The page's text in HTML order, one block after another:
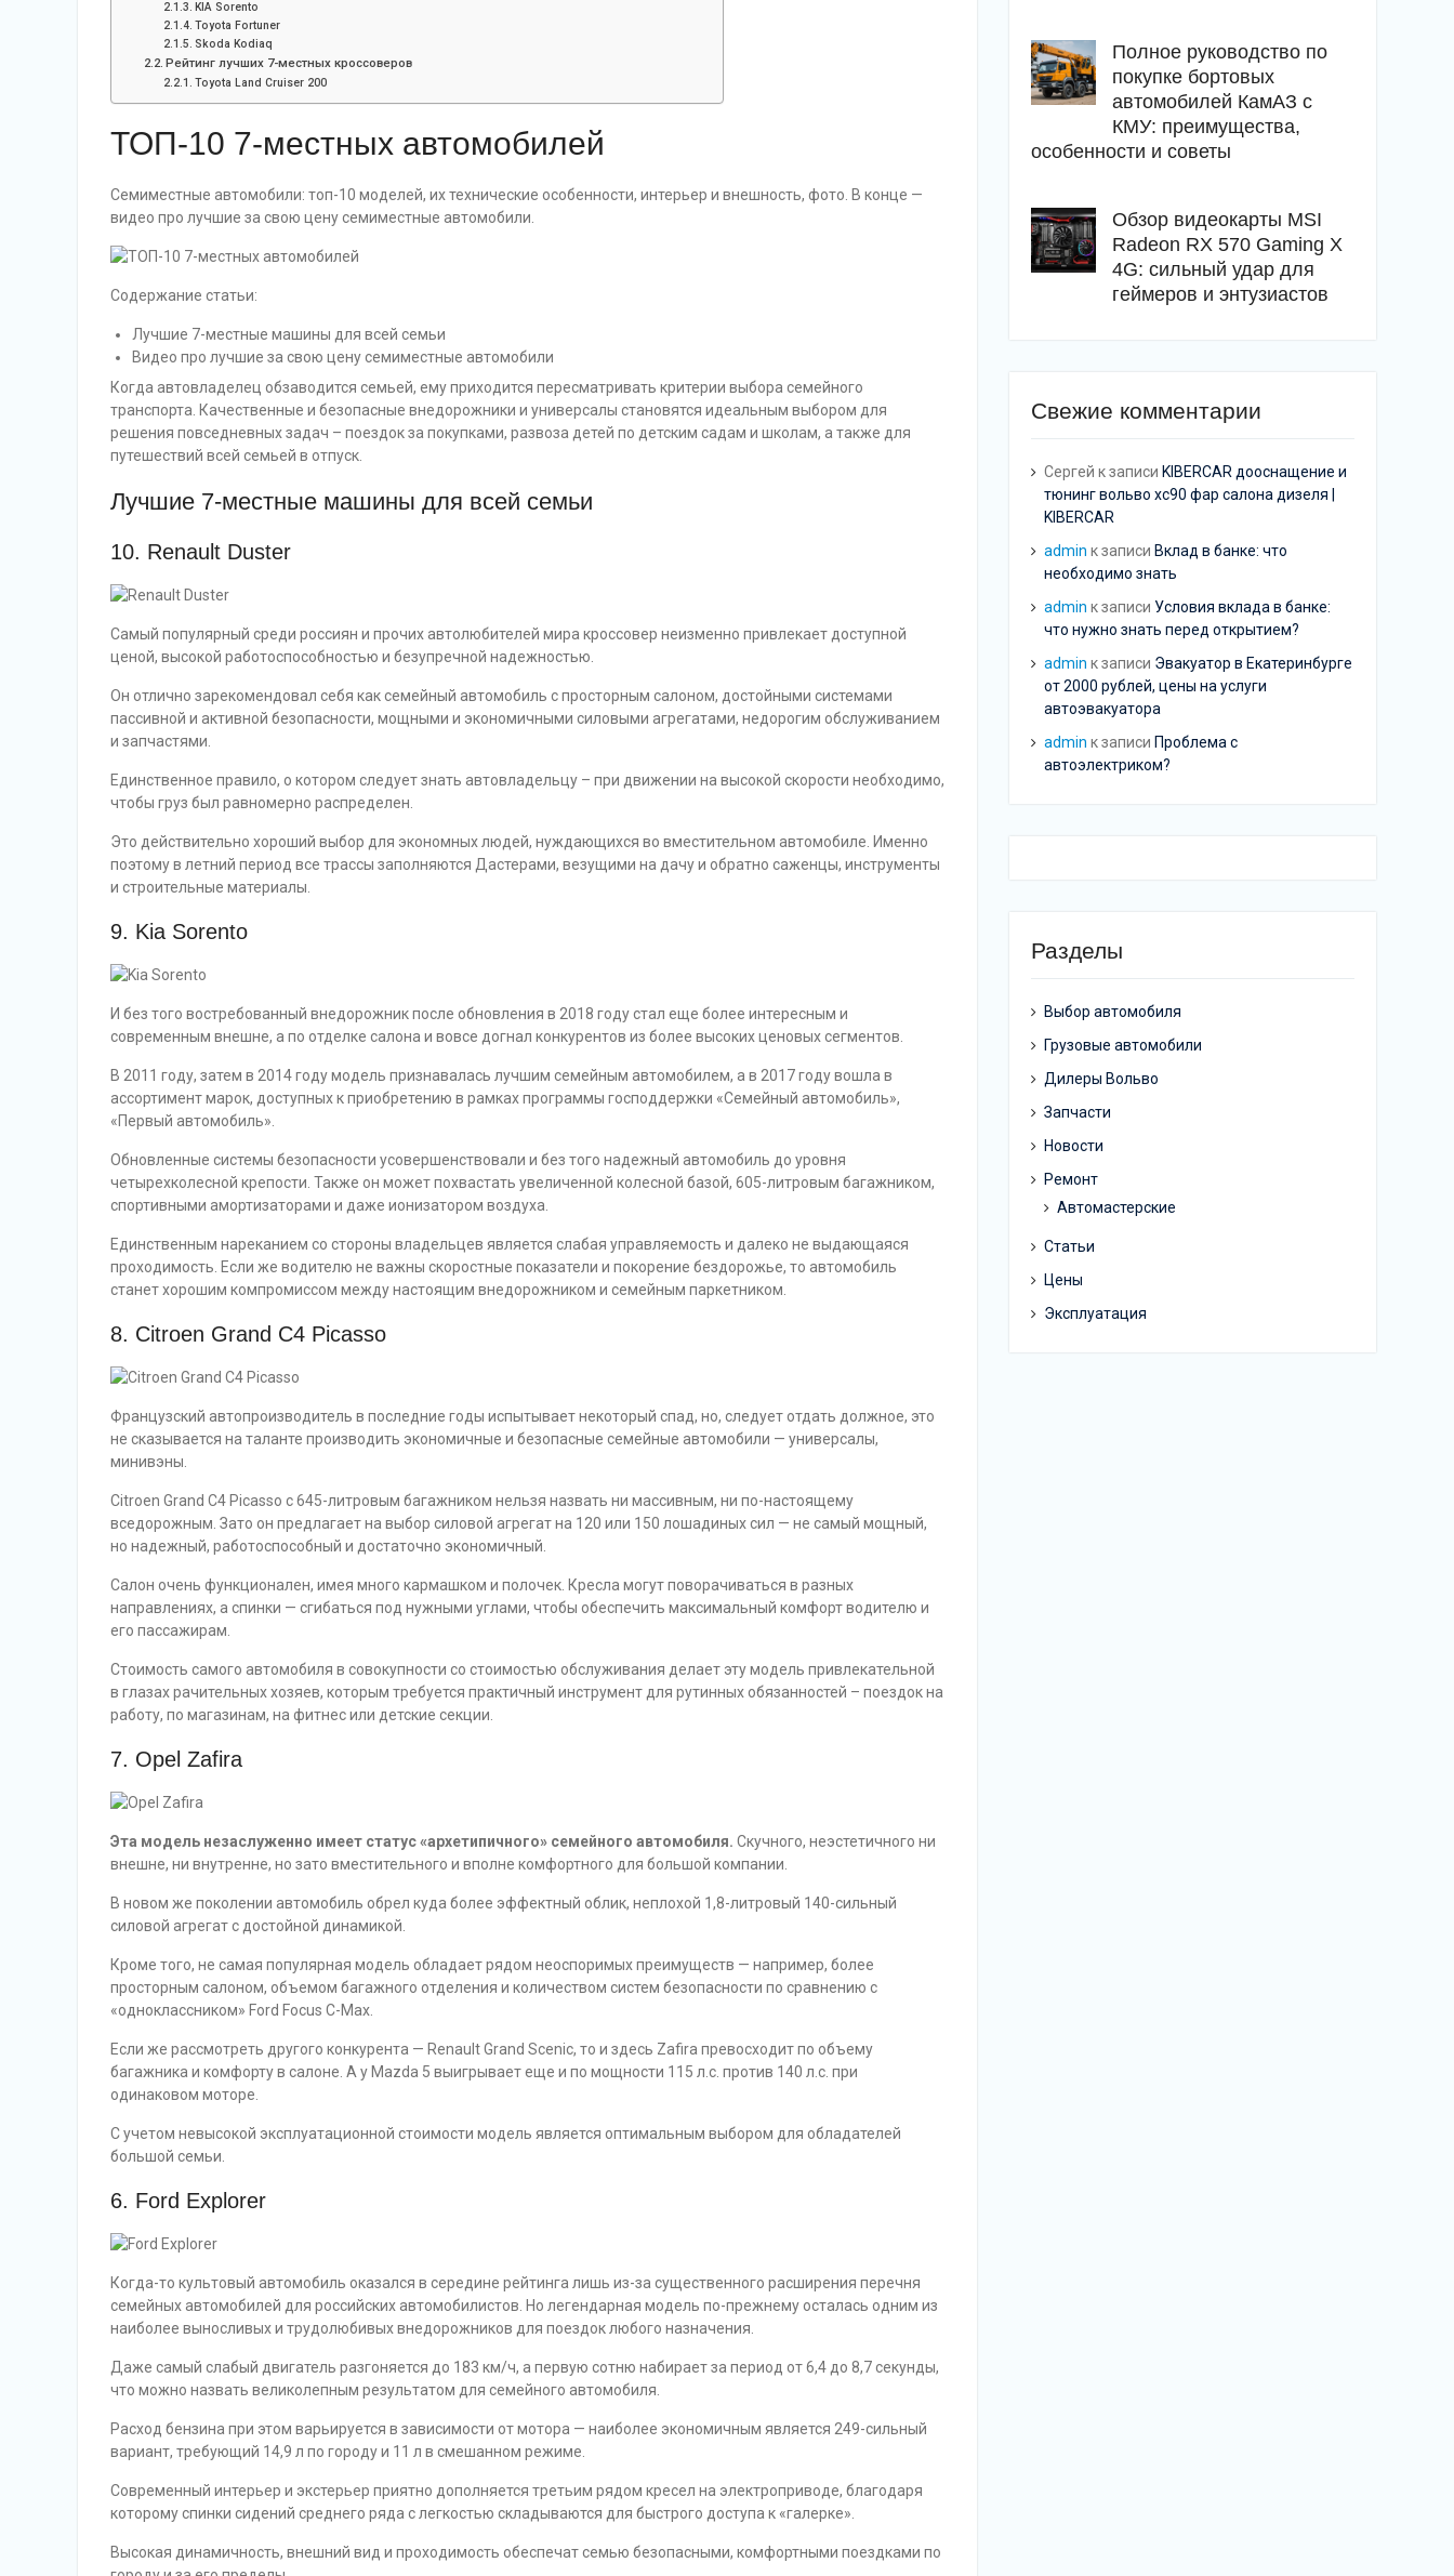
KIA Sorento
Toyota Fortuner
Skoda Kodiaq
Рейтинг лучших 7-местных кроссоверов
Toyota Land Cruiser 200
ТОП-10 7-местных автомобилей
Семиместные автомобили: топ-10 моделей, их технические особенности, интерьер и внешность, фото. В конце —
видео про лучшие за свою цену семиместные автомобили.
Содержание статьи:
Лучшие 7-местные машины для всей семьи
Видео про лучшие за свою цену семиместные автомобили
Когда автовладелец обзаводится семьей, ему приходится пересматривать критерии выбора семейного
транспорта. Качественные и безопасные внедорожники и универсалы становятся идеальным выбором для
решения повседневных задач – поездок за покупками, развоза детей по детским садам и школам, а также для
путешествий всей семьей в отпуск.
Лучшие 7-местные машины для всей семьи
10. Renault Duster
Самый популярный среди россиян и прочих автолюбителей мира кроссовер неизменно привлекает доступной
ценой, высокой работоспособностью и безупречной надежностью.
Он отлично зарекомендовал себя как семейный автомобиль с просторным салоном, достойными системами
пассивной и активной безопасности, мощными и экономичными силовыми агрегатами, недорогим обслуживанием
и запчастями.
Единственное правило, о котором следует знать автовладельцу – при движении на высокой скорости необходимо,
чтобы груз был равномерно распределен.
Это действительно хороший выбор для экономных людей, нуждающихся во вместительном автомобиле. Именно
поэтому в летний период все трассы заполняются Дастерами, везущими на дачу и обратно саженцы, инструменты
и строительные материалы.
9. Kia Sorento
И без того востребованный внедорожник после обновления в 2018 году стал еще более интересным и
современным внешне, а по отделке салона и вовсе догнал конкурентов из более высоких ценовых сегментов.
В 2011 году, затем в 2014 году модель признавалась лучшим семейным автомобилем, а в 2017 году вошла в
ассортимент марок, доступных к приобретению в рамках программы господдержки «Семейный автомобиль»,
«Первый автомобиль».
Обновленные системы безопасности усовершенствовали и без того надежный автомобиль до уровня
четырехколесной крепости. Также он может похвастать увеличенной колесной базой, 605-литровым багажником,
спортивными амортизаторами и даже ионизатором воздуха.
Единственным нареканием со стороны владельцев является слабая управляемость и далеко не выдающаяся
проходимость. Если же водителю не важны скоростные показатели и покорение бездорожье, то автомобиль
станет хорошим компромиссом между настоящим внедорожником и семейным паркетником.
8. Citroen Grand C4 Picasso
Французский автопроизводитель в последние годы испытывает некоторый спад, но, следует отдать должное, это
не сказывается на таланте производить экономичные и безопасные семейные автомобили — универсалы,
минивэны.
Citroen Grand C4 Picasso с 645-литровым багажником нельзя назвать ни массивным, ни по-настоящему
вседорожным. Зато он предлагает на выбор силовой агрегат на 120 или 150 лошадиных сил — не самый мощный,
но надежный, работоспособный и достаточно экономичный.
Салон очень функционален, имея много кармашком и полочек. Кресла могут поворачиваться в разных
направлениях, а спинки — сгибаться под нужными углами, чтобы обеспечить максимальный комфорт водителю и
его пассажирам.
Стоимость самого автомобиля в совокупности со стоимостью обслуживания делает эту модель привлекательной
в глазах рачительных хозяев, которым требуется практичный инструмент для рутинных обязанностей – поездок на
работу, по магазинам, на фитнес или детские секции.
7. Opel Zafira
Эта модель незаслуженно имеет статус «архетипичного» семейного автомобиля. Скучного, неэстетичного ни
внешне, ни внутренне, но зато вместительного и вполне комфортного для большой компании.
В новом же поколении автомобиль обрел куда более эффектный облик, неплохой 1,8-литровый 140-сильный
силовой агрегат с достойной динамикой.
Кроме того, не самая популярная модель обладает рядом неоспоримых преимуществ — например, более
просторным салоном, объемом багажного отделения и количеством систем безопасности по сравнению с
«одноклассником» Ford Focus C-Max.
Если же рассмотреть другого конкурента — Renault Grand Scenic, то и здесь Zafira превосходит по объему
багажника и комфорту в салоне. А у Mazda 5 выигрывает еще и по мощности 115 л.с. против 140 л.с. при
одинаковом моторе.
С учетом невысокой эксплуатационной стоимости модель является оптимальным выбором для обладателей
большой семьи.
6. Ford Explorer
Когда-то культовый автомобиль оказался в середине рейтинга лишь из-за существенного расширения перечня
семейных автомобилей для российских автомобилистов. Но легендарная модель по-прежнему осталась одним из
наиболее выносливых и трудолюбивых внедорожников для поездок любого назначения.
Даже самый слабый двигатель разгоняется до 183 км/ч, а первую сотню набирает за период от 6,4 до 8,7 секунды,
что можно назвать великолепным результатом для семейного автомобиля.
Расход бензина при этом варьируется в зависимости от мотора — наиболее экономичным является 249-сильный
вариант, требующий 14,9 л по городу и 11 л в смешанном режиме.
Современный интерьер и экстерьер приятно дополняется третьим рядом кресел на электроприводе, благодаря
которому спинки сидений среднего ряда с легкостью складываются для быстрого доступа к «галерке».
Высокая динамичность, внешний вид и проходимость обеспечат семью безопасными, комфортными поездками по
Полное руководство по
покупке бортовых
автомобилей КамАЗ с
КМУ: преимущества,
особенности и советы
Обзор видеокарты MSI
Radeon RX 570 Gaming X
4G: сильный удар для
геймеров и энтузиастов
Свежие комментарии
Сергей к записи KIBERCAR дооснащение и
тюнинг вольво хс90 фар салона дизеля |
KIBERCAR
admin к записи Вклад в банке: что
необходимо знать
admin к записи Условия вклада в банке:
что нужно знать перед открытием?
admin к записи Эвакуатор в Екатеринбурге
от 2000 рублей, цены на услуги
автоэвакуатора
admin к записи Проблема с
автоэлектриком?
Разделы
Выбор автомобиля
Грузовые автомобили
Дилеры Вольво
Запчасти
Новости
Ремонт
Автомастерские
Статьи
Цены
Эксплуатация